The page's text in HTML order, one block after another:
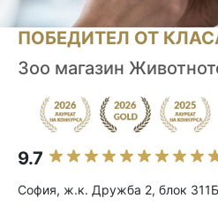
ПОБЕДИТЕЛ ОТ
Зоо магазин
9.7
София, ж.к. Дружба 2, блок